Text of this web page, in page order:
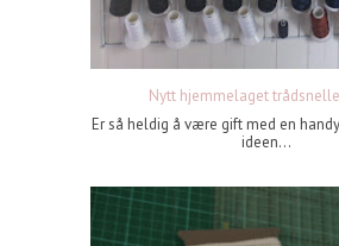
Nytt hjemmelaget
Er så heldig å være gift med en
ideen...